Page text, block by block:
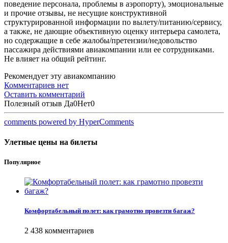
поведение персонала, проблемы в аэропорту), эмоциональные
и прочие отзывы, не несущие конструктивной
структурированной информации по вылету/питанию/сервису,
а также, не дающие объективную оценку интерьера самолета,
но содержащие в себе жалобы/претензии/недовольство
пассажира действиями авиакомпании или ее сотрудниками.
Не влияет на общий рейтинг.
Рекомендует эту авиакомпанию
Комментариев нет
Оставить комментарий
Полезный отзыв Да0Нет0
comments powered by HyperComments
Улетные цены на билеты
Популярное
Комфортабельный полет: как грамотно провезти багаж?
2 438 комментариев